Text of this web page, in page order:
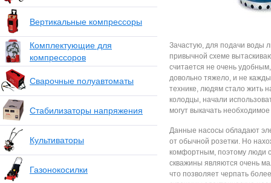
Вертикальные компрессоры
Комплектующие для
компрессоров
Сварочные полуавтоматы
Стабилизаторы напряжения
Культиваторы
Газонокосилки
Зачастую, для подачи воды
привычной схеме
считается не очень
довольно тяжело, и не
технике, людям стало жить
колодцы, начали
могут выкачать
Данные насосы обладают
от обычной розетки. Но
комфортным, поэтому люди
скважины являются очень
что позволяет черпать